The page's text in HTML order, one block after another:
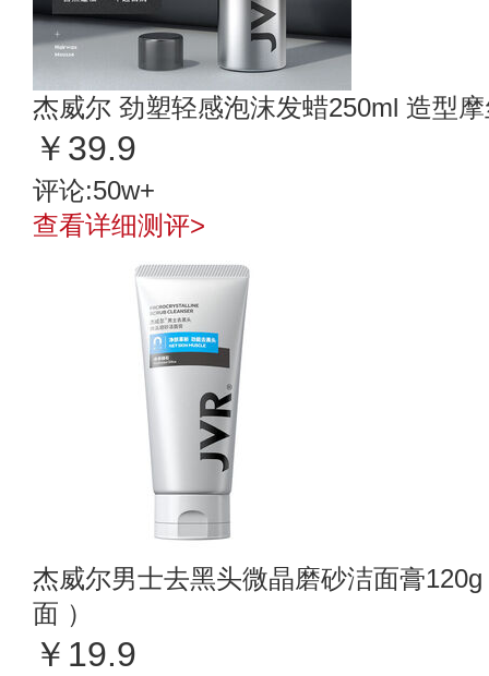
杰威尔 劲塑轻感泡沫发蜡250ml 造型
￥39.9
评论:50w+
查看详细测评>
杰威尔男士去黑头微晶磨砂洁面膏
面 ）
￥19.9